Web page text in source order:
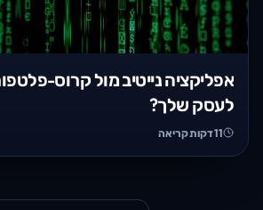
אפליקציה נייטיב מול קרוס-
לעסק שלך?
11דקות קריאה